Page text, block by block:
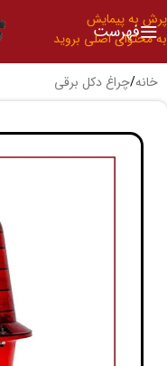
پرش به پیمایش
به محتوای اصلی بروید
فهرست
خانه/چراغ دکل برقی